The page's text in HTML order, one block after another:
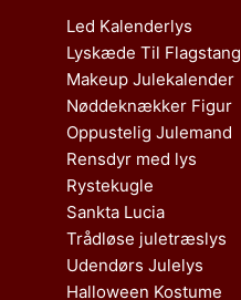
Led Kalenderlys
Lyskæde Til Flagstang
Makeup Julekalender
Nøddeknækker Figur
Oppustelig Julemand
Rensdyr med lys
Rystekugle
Sankta Lucia
Trådløse juletræslys
Udendørs Julelys
Halloween Kostume